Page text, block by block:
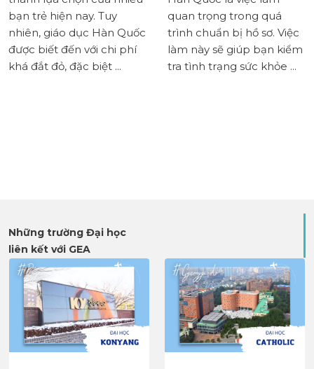
nay. Tuy
dục Hàn Quốc
đến với chi phí
đặc biệt ...
quan trọng trong quá
trình chuẩn bị hồ sơ. Việc
làm này sẽ giúp bạn kiểm
tra tình trạng sức khỏe ...
Quốc
hẳn tất
sinh
quan
Những trường Đại học
liên kết với GEA